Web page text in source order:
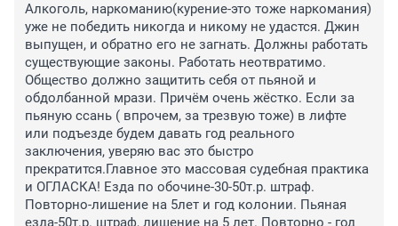
Алкоголь, наркоманию(курение-это тоже наркомания)
уже не победить никогда и никому не удастся. Джин
выпущен, и обратно его не загнать. Должны работать
существующие законы. Работать неотвратимо.
Общество должно защитить себя от пьяной и
обдолбанной мрази. Причём очень жёстко. Если за
пьяную ссань ( впрочем, за трезвую тоже) в лифте
или подъезде будем давать год реального
заключения, уверяю вас это быстро
прекратится.Главное это массовая судебная практика
и ОГЛАСКА! Езда по обочине-30-50т.р. штраф.
Повторно-лишение на 5лет и год колонии. Пьяная
езда-50т.р. штраф, лишение на 5 лет. Повторно - год